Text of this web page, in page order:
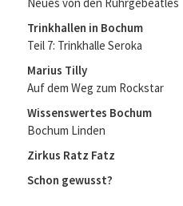
Trinkhallen in Bochum
Teil 7: Trinkhalle Seroka
Marius Tilly
Auf dem Weg zum Rockstar
Wissenswertes Bochum
Bochum Linden
Zirkus Ratz Fatz
Schon gewusst?